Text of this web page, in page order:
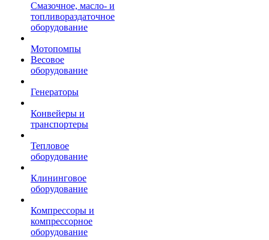
Смазочное, масло- и
топливораздаточное
оборудование
Мотопомпы
Весовое
оборудование
Генераторы
Конвейеры и
транспортеры
Тепловое
оборудование
Клининговое
оборудование
Компрессоры и
компрессорное
оборудование